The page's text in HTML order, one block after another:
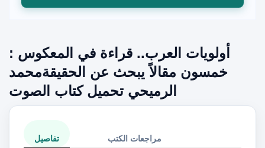
أولويات العرب.. قراءة في المعكوس :
خمسون مقالاً يبحث عن الحقيقةمحمد
الرميحي تحميل كتاب الصوت
تفاصيل مراجعات الكتب